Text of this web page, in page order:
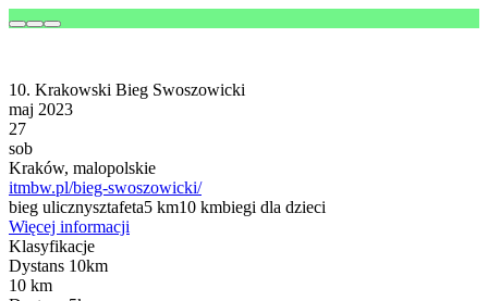
10. Krakowski Bieg Swoszowicki
maj 2023
27
sob
Kraków, malopolskie
itmbw.pl/bieg-swoszowicki/
bieg ulicznysztafeta5 km10 kmbiegi dla dzieci
Więcej informacji
Klasyfikacje
Dystans 10km
10 km